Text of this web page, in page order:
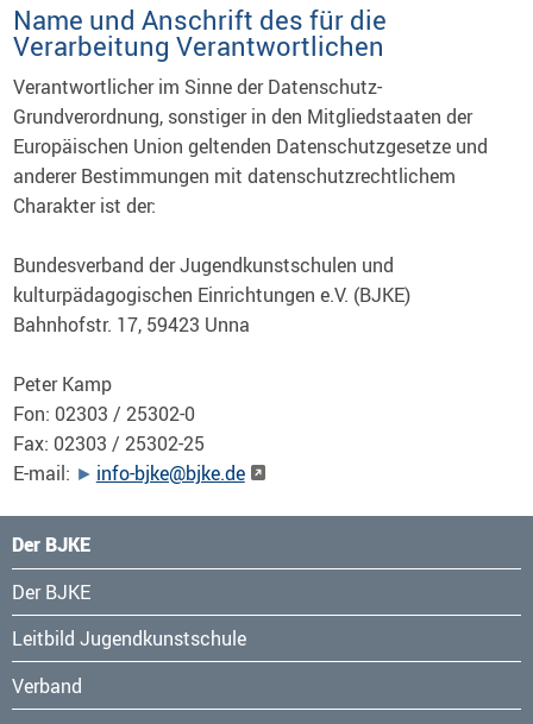
Name und Anschrift des für die
Verarbeitung Verantwortlichen
Verantwortlicher im Sinne der Datenschutz-
Grundverordnung, sonstiger in den Mitgliedstaaten der
Europäischen Union geltenden Datenschutzgesetze und
anderer Bestimmungen mit datenschutzrechtlichem
Charakter ist der:
Bundesverband der Jugendkunstschulen und
kulturpädagogischen Einrichtungen e.V. (BJKE)
Bahnhofstr. 17, 59423 Unna
Peter Kamp
Fon: 02303 / 25302-0
Fax: 02303 / 25302-25
E-mail:
info-bjke@bjke.de
Der BJKE
Navigation
überspringen
Der BJKE
Leitbild Jugendkunstschule
Verband